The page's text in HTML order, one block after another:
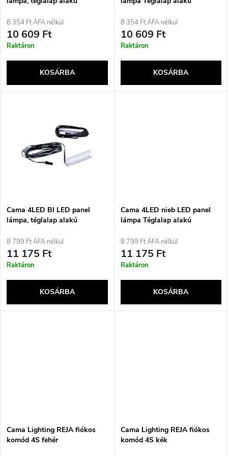
k
r
n
é
s
e
k
e
k
l
j
a
8 354 Ft ÁFA nélkül
10 609 Ft
Raktáron
KOSÁRBA
8 354 Ft ÁFA nélkül
10 609 Ft
Raktáron
KOSÁRBA
Cama 4LED BI LED panel
lámpa, téglalap alakú
8 799 Ft ÁFA nélkül
11 175 Ft
Raktáron
KOSÁRBA
Cama 4LED nieb LED panel
lámpa Téglalap alakú
8 799 Ft ÁFA nélkül
11 175 Ft
Raktáron
KOSÁRBA
Cama Lighting REJA fiókos
komód 4S fehér
Cama Lighting REJA fiókos
komód 4S kék